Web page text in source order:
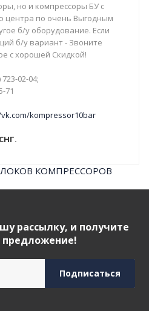
но и компрессоры БУ с
центра по очень Выгодным
б/у оборудование. Если
б/у вариант - Звоните
с хорошей Скидкой!
723-02-04;
71
kompressor10bar
рассылку, и получите
предложение!